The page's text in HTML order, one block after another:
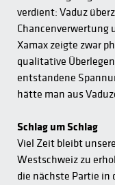
verdient: Vaduz
Chancenverwertung
Xamax zeigte zwar
qualitative
entstandene
hätte man aus
Schlag um Schlag
Viel Zeit bleibt
Westschweiz zu
die nächste Partie in